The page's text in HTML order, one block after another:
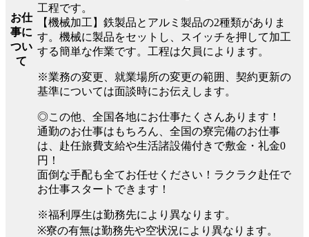
お仕
事に
つい
て
工程です。
【機械加工】鉄製品とアルミ製品の2種類がありま
す。機械に製品をセットし、スイッチを押して加工
する簡単な作業です。工程は欠員によります。
※業務の変更、就業場所の変更の範囲、契約更新の
基準については面談時にお伝えします。
◎この他、全国各地にお仕事たくさんあります！
通勤のお仕事はもちろん、全国の寮完備のお仕事
は、赴任旅費支給や生活諸設備付きで敷金・礼金0
円！
面倒な手配も全てお任せください！ラクラク赴任で
お仕事スタートできます！
※福利厚生は勤務先により異なります。
※寮の有無は勤務先や空状況により異なります。